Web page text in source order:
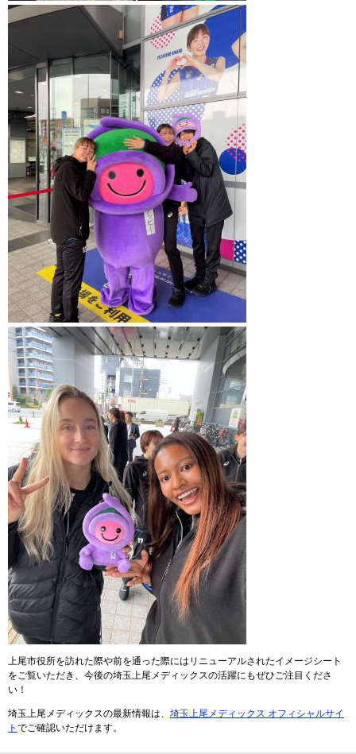
上尾市役所を訪れた際や前を通った際にはリニューアルされたイメージシート
をご覧いただき、今後の埼玉上尾メディックスの活躍にもぜひご注目くださ
い！
埼玉上尾メディックスの最新情報は、 埼玉上尾メディックス オフィシャルサイ
ト でご確認いただけます。